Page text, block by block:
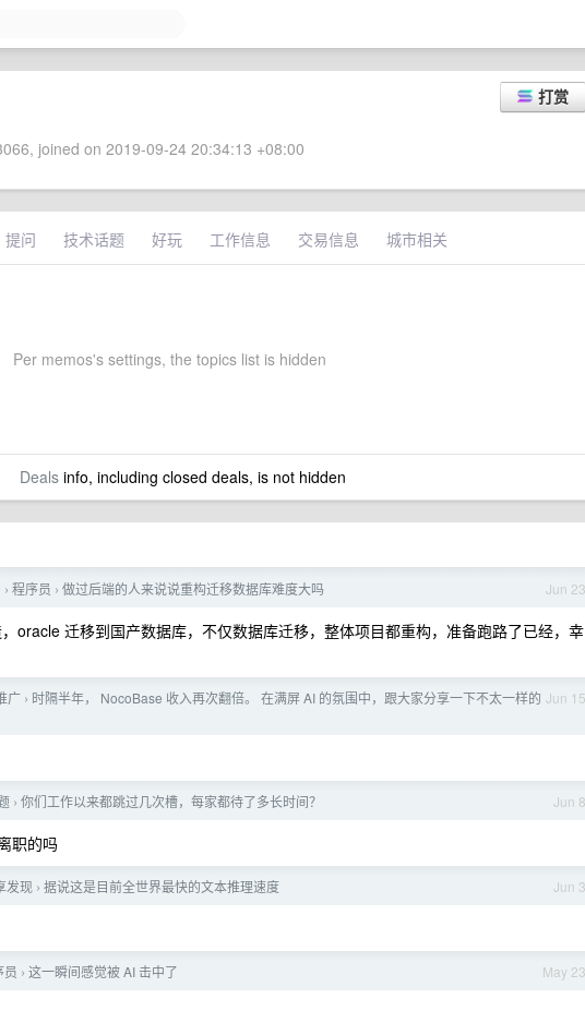
打赏
joined on 2019-09-24 20:34:13 +08:00
提问 技术话题 好玩 工作信息 交易信息 城市相关
Per memos's settings, the topics list is hidden
Dealsinfo, including closed deals, is not hidden
Jun 23
› 程序员 › 做过后端的人来说说重构迁移数据库难度大吗
oracle 迁移到国产数据库，不仅数据库迁移，整体项目都重构，准备跑路了已经，幸
Jun 15
广 › 时隔半年， NocoBase 收入再次翻倍。 在满屏 AI 的氛围中，跟大家分享一下不太一样的
Jun 8
› 你们工作以来都跳过几次槽，每家都待了多长时间？
职的吗
Jun 3
发现 › 据说这是目前全世界最快的文本推理速度
May 23
员 › 这一瞬间感觉被 AI 击中了